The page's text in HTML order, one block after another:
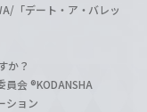
「デート・ア・バレッ
か？
会 ®KODANSHA
ション